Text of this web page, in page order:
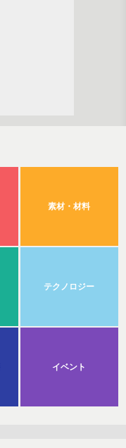
素材・材料
テクノロジー
イベント